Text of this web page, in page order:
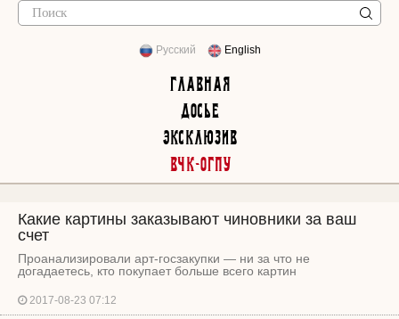
Русский English
Главная
Досье
Эксклюзив
ВЧК-ОГПУ
Какие картины заказывают чиновники за ваш
счет
Проанализировали арт-госзакупки — ни за что не
догадаетесь, кто покупает больше всего картин
2017-08-23 07:12